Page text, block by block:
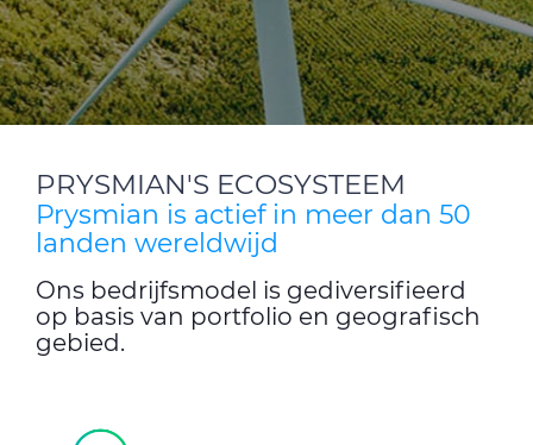
PRYSMIAN'S ECOSYSTEEM
Prysmian is actief in meer dan 50
landen wereldwijd
Ons bedrijfsmodel is gediversifieerd
op basis van portfolio en geografisch
gebied.